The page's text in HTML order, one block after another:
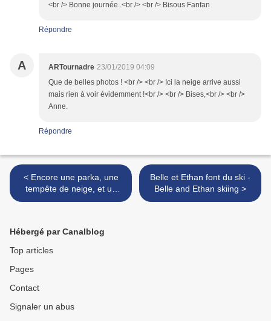
<br /> Bonne journée..<br /> <br /> Bisous Fanfan
Répondre
A ARTournadre 23/01/2019 04:09
Que de belles photos ! <br /> <br /> Ici la neige arrive aussi
mais rien à voir évidemment !<br /> <br /> Bises,<br /> <br />
Anne.
Répondre
< Encore une parka, une
tempête de neige, et un
peu d'humour - Another
Belle et Ethan font du ski -
Belle and Ethan skiing >
Hébergé par Canalblog
Top articles
Pages
Contact
Signaler un abus